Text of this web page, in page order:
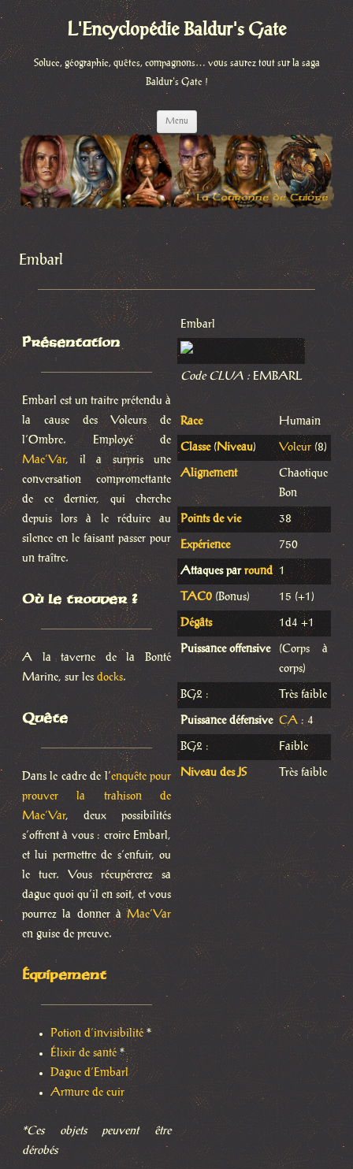
L'Encyclopédie Baldur's Gate
Soluce, géographie, quêtes, compagnons… vous saurez tout sur la saga
Baldur's Gate !
Menu
contenu
Embarl
Présentation
Embarl est un traitre prétendu à
la cause des Voleurs de
l’Ombre. Employé de
Mae’Var, il a surpris une
conversation compromettante
de ce dernier, qui cherche
depuis lors à le réduire au
silence en le faisant passer pour
un traître.
Où le trouver ?
A la taverne de la Bonté
Marine, sur les docks.
Quête
Dans le cadre de l’enquête pour
prouver la trahison de
Mae’Var, deux possibilités
s’offrent à vous : croire Embarl,
et lui permettre de s’enfuir, ou
le tuer. Vous récupérerez sa
dague quoi qu’il en soit, et vous
pourrez la donner àMae’Var
en guise de preuve.
Équipement
Potion d’invisibilité*
Élixir de santé*
Dague d’Embarl
Armure de cuir
*Ces objets peuvent être
dérobés
Embarl
Code CLUA : EMBARL
Race Humain
Classe(Niveau) Voleur(8)
Alignement
Chaotique
Bon
Points de vie 38
Expérience 750
Attaques par round 1
TAC0 (Bonus) 15 (+1)
Dégâts 1d4 +1
Puissance offensive
(Corps à
corps)
BG2 : Très faible
Puissance défensive CA : 4
BG2 : Faible
Niveau des JS Très faible